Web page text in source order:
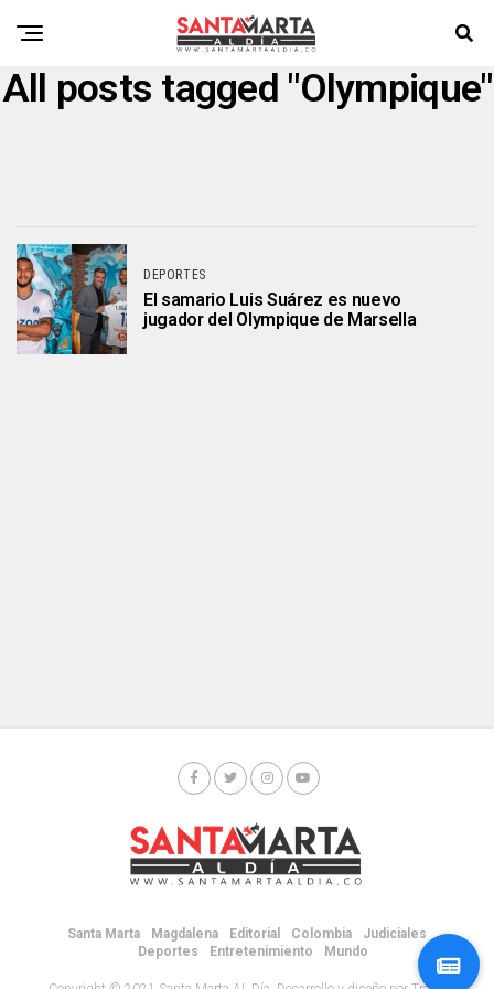
All posts tagged "Olympique"
DEPORTES
El samario Luis Suárez es nuevo
jugador del Olympique de Marsella
Santa Marta Magdalena Editorial Colombia
Judiciales
Deportes
Entretenimiento Mundo